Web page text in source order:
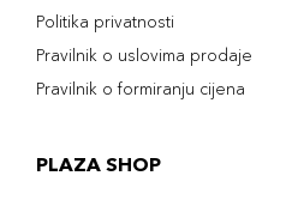
Politika privatnosti
Pravilnik o uslovima prodaje
Pravilnik o formiranju cijena
PLAZA SHOP